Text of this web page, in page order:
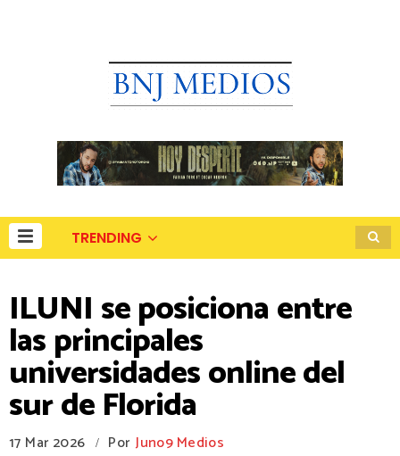
TRENDING
ILUNI se posiciona entre
las principales
universidades online del
sur de Florida
17 Mar 2026 / Por Juno9 Medios